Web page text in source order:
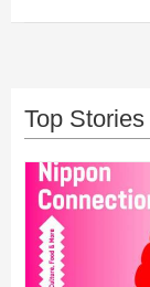
Top Stories